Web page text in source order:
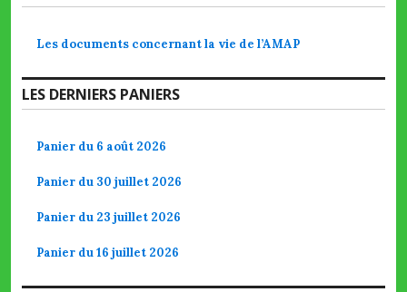
Les documents concernant la vie de l’AMAP
LES DERNIERS PANIERS
Panier du 6 août 2026
Panier du 30 juillet 2026
Panier du 23 juillet 2026
Panier du 16 juillet 2026